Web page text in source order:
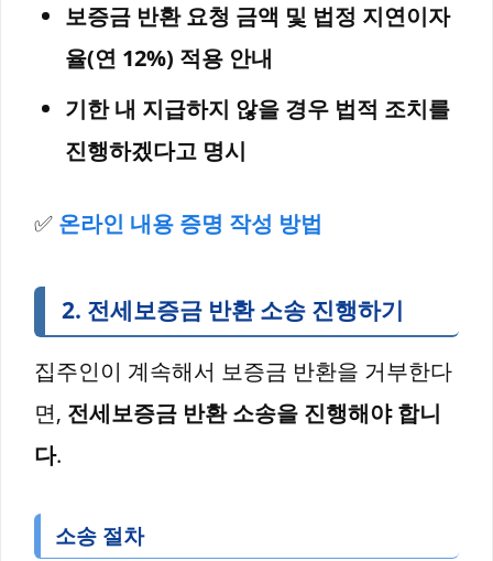
보증금 반환 요청 금액 및 법정 지연이자
율(연 12%) 적용 안내
기한 내 지급하지 않을 경우 법적 조치를
진행하겠다고 명시
✅ 온라인 내용 증명 작성 방법
2. 전세보증금 반환 소송 진행하기
집주인이 계속해서 보증금 반환을 거부한다
면, 전세보증금 반환 소송을 진행해야 합니
다.
소송 절차